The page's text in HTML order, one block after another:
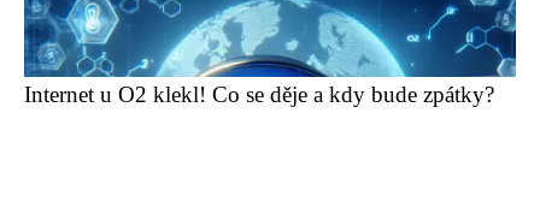
Internet u O2 klekl! Co se děje a kdy bude zpátky?